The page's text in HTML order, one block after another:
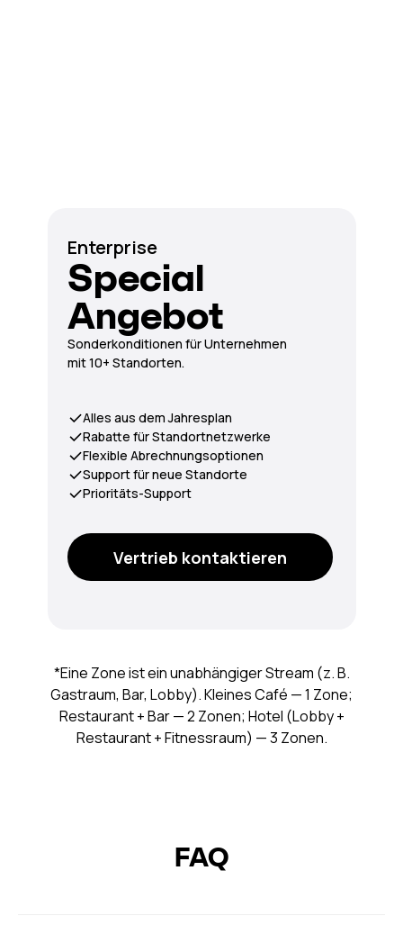
*Eine Zone ist ein unabhängiger Stream (z. B.
Gastraum, Bar, Lobby). Kleines Café — 1 Zone;
Restaurant + Bar — 2 Zonen; Hotel (Lobby +
Restaurant + Fitnessraum) — 3 Zonen.
Enterprise
Special
Angebot
Sonderkonditionen für Unternehmen
mit 10+ Standorten.
Vertrieb kontaktieren
Alles aus dem Jahresplan
Rabatte für Standortnetzwerke
Flexible Abrechnungsoptionen
Support für neue Standorte
Prioritäts-Support
FAQ